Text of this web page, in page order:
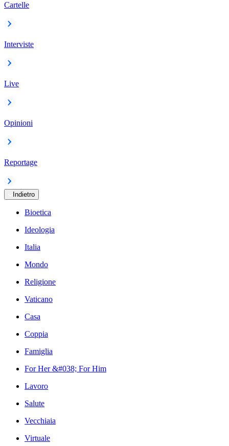
Cartelle
Interviste
Live
Opinioni
Reportage
Indietro
Bioetica
Ideologia
Italia
Mondo
Religione
Vaticano
Casa
Coppia
Famiglia
For Her &#038; For Him
Lavoro
Salute
Vecchiaia
Virtuale